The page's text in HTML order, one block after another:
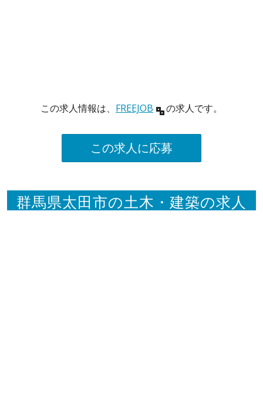
この求人情報は、 FREEJOB の求人です。
この求人に応募
群馬県太田市の土木・建築の求人